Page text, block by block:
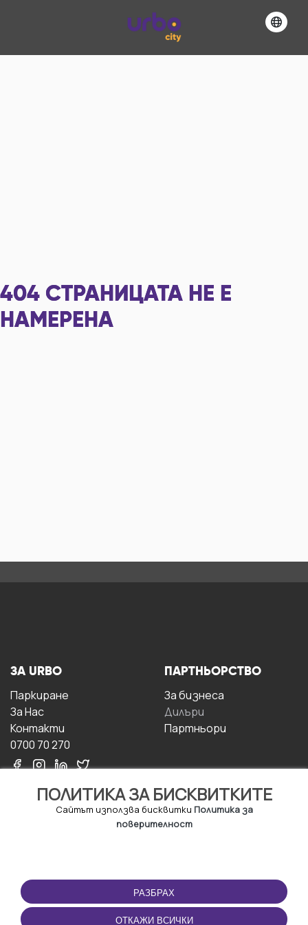
404 СТРАНИЦАТА НЕ Е
НАМЕРЕНА
ПОЛИТИКА ЗА БИСКВИТКИТЕ
Сайтът използва бисквитки Политика за
поверителност
РАЗБРАХ
ОТКАЖИ ВСИЧКИ
ЗА URBO
Паркиране
За Hас
Контакти
0700 70 270
ПАРТНЬОРСТВО
За бизнесa
Дилъри
Партньори
ПОЛЗВАНЕ
Правила и условия за
ползване
ПРИЛОЖЕНИЕТО